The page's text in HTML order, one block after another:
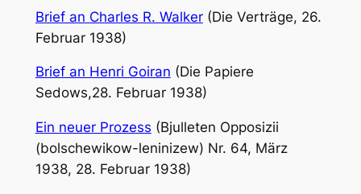
Brief an Charles R. Walker(Die Verträge, 26.
Februar 1938)
Brief an Henri Goiran (Die Papiere
Sedows,28. Februar 1938)
Ein neuer Prozess (Bjulleten Opposizii
(bolschewikow-leninizew) Nr. 64, März
1938, 28. Februar 1938)